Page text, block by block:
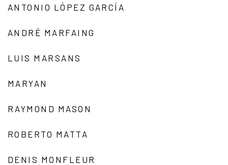
ANTONIO LÓPEZ GARCÍA
ANDRÉ MARFAING
LUIS MARSANS
MARYAN
RAYMOND MASON
ROBERTO MATTA
DENIS MONFLEUR